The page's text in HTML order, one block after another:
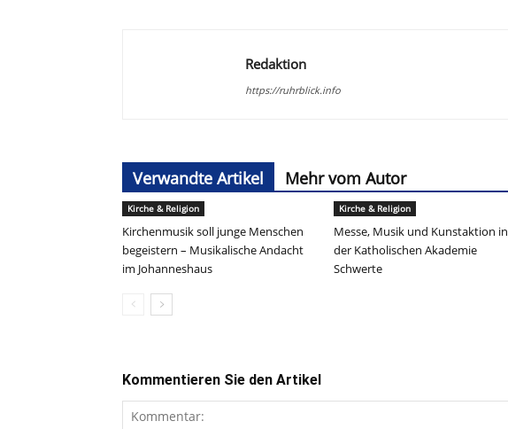
Redaktion
https://ruhrblick.info
Verwandte Artikel Mehr vom Autor
Kirche & Religion
Kirchenmusik soll junge Menschen
begeistern – Musikalische Andacht
im Johanneshaus
Kirche & Religion
Messe, Musik und Kunstaktion in
der Katholischen Akademie
Schwerte
Kommentieren Sie den Artikel